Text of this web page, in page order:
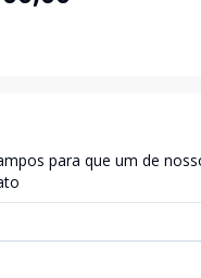
para que um de